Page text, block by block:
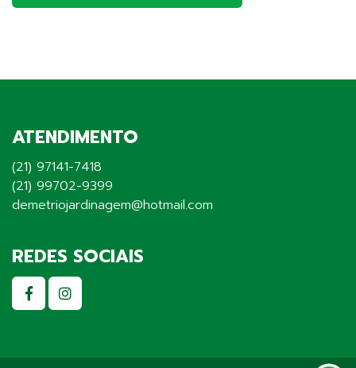
ATENDIMENTO
(21) 97141-7418
(21) 99702-9399
demetriojardinagem@hotmail.com
REDES SOCIAIS